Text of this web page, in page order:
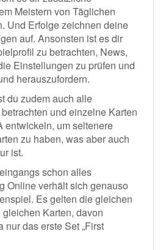
Meistern von Täglichen
Und Erfolge zeichnen deine
auf. Ansonsten ist es dir
zu betrachten, News,
Einstellungen zu prüfen und
herauszufordern.
du zudem auch alle
und einzelne Karten
entwickeln, um seltenere
zu haben, was aber auch
ist.
schon alles
Online verhält sich genauso
Es gelten die gleichen
Karten, davon
nur das erste Set „First